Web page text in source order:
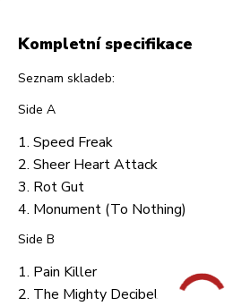
Kompletní specifikace
Seznam skladeb:
Side A
Speed Freak
Sheer Heart Attack
Rot Gut
Monument (To Nothing)
Side B
Pain Killer
The Mighty Decibel